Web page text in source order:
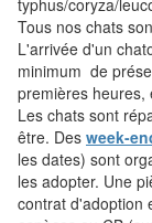
typhus/coryza/
Tous nos chats
L'arrivée d'un
minimum de
premières heures,
Les chats sont
être. Des week-
les dates) sont
les adopter. Une
contrat d'adoption